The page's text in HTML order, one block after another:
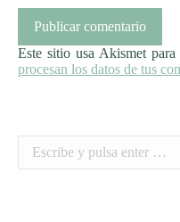
Publicar comentario
Este sitio usa Akismet
procesan los datos de tus